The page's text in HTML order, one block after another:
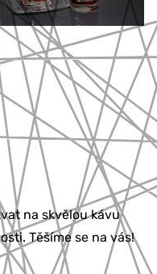
na skvělou kávu
Těšíme se na vás!